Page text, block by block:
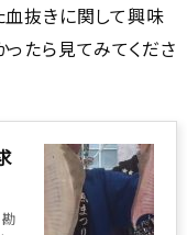
血抜きに関して興味
たら見てみてくださ